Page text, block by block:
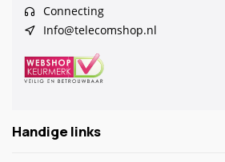
Connecting
Info@telecomshop.nl
Handige links